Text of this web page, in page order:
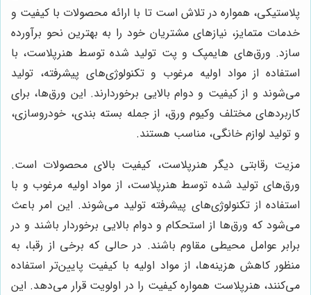
پلاستیکی، همواره در تلاش است تا با ارائه محصولات با کیفیت و
خدمات متمایز، نیازهای مشتریان خود را به بهترین نحو برآورده
سازد. ورق‌های هایمپک و پت تولید شده توسط هنرپلاست، با
استفاده از مواد اولیه مرغوب و تکنولوژی‌های پیشرفته، تولید
می‌شوند و از کیفیت و دوام بالایی برخوردارند. این ورق‌ها، برای
کاربردهای مختلف وکیوم ورق، از جمله بسته بندی، خودروسازی،
و تولید لوازم خانگی، مناسب هستند.
مزیت رقابتی دیگر هنرپلاست، کیفیت بالای محصولات است.
ورق‌های تولید شده توسط هنرپلاست، از مواد اولیه مرغوب و با
استفاده از تکنولوژی‌های پیشرفته تولید می‌شوند. این امر باعث
می‌شود که ورق‌ها از استحکام و دوام بالایی برخوردار باشند و در
برابر عوامل محیطی مقاوم باشند. در حالی که برخی از رقبا، به
منظور کاهش هزینه‌ها، از مواد اولیه با کیفیت پایین‌تر استفاده
می‌کنند، هنرپلاست همواره کیفیت را در اولویت قرار می‌دهد. این